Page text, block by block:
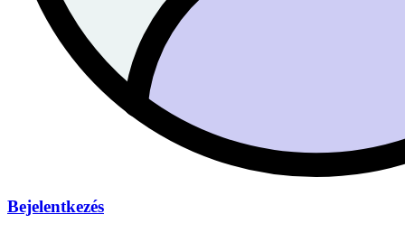
Bejelentkezés